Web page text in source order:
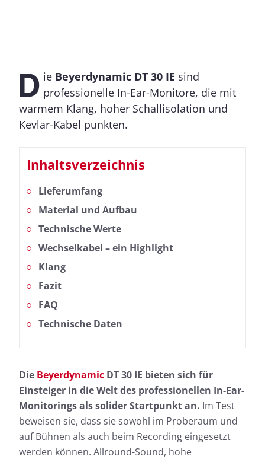
D ie Beyerdynamic DT 30 IE sind
professionelle In-Ear-Monitore, die mit
warmem Klang, hoher Schallisolation und
Kevlar-Kabel punkten.
Inhaltsverzeichnis
Lieferumfang
Material und Aufbau
Technische Werte
Wechselkabel – ein Highlight
Klang
Fazit
FAQ
Technische Daten
Die Beyerdynamic DT 30 IE bieten sich für
Einsteiger in die Welt des professionellen In-Ear-
Monitorings als solider Startpunkt an. Im Test
beweisen sie, dass sie sowohl im Proberaum und
auf Bühnen als auch beim Recording eingesetzt
werden können. Allround-Sound, hohe